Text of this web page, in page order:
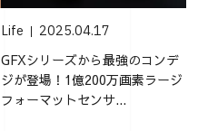
Life 2025.04.17
GFXシリーズから最強のコンデ
ジが登場！1億200万画素ラージ
フォーマットセンサ...